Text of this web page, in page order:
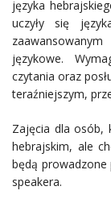
języka
uczyły się
językowe.
czytania oraz
teraźniejszym,
Zajęcia dla osób,
hebrajskim, ale
będą
speakera.